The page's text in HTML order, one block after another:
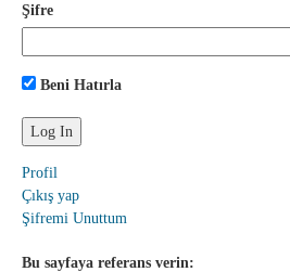
Şifre
Beni Hatırla
Profil
Çıkış yap
Şifremi Unuttum
Bu sayfaya referans verin: